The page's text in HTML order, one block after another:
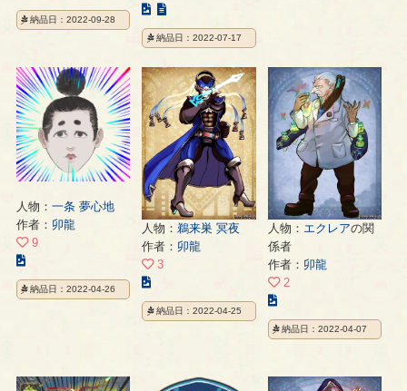
の
イ
ト
の
ペ
ー
ジ
納品日：2022-09-28
の
イ
ス
ト
の
ペ
ー
ジ
納品日：2022-07-17
ペ
ー
ジ
人物： 一条 夢心地
作者： 卯龍
9
の
イ
ペ
納品日：2022-04-26
人物： 鵜来巣 冥夜
作者： 卯龍
3
の
イ
納品日：2022-04-25
人物： エクレアの関
係者
作者： 卯龍
2
の
イ
納品日：2022-04-07